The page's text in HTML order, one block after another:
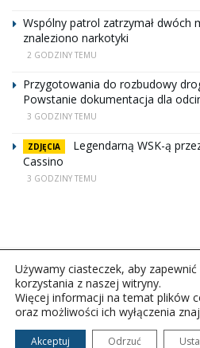
Wspólny patrol zatrzymał dwóch
znaleziono narkotyki
2 GODZINY TEMU
Przygotowania do rozbudowy
Powstanie dokumentacja dla
3 GODZINY TEMU
ZDJĘCIA
Legendarną WSK-ą
Cassino
3 GODZINY TEMU
Copyright © 2026Polskie Radio
Wszelkie prawa zastrzeżone.
Używamy ciasteczek, aby
korzystania z naszej witryny.
Więcej informacji na temat plików
oraz możliwości ich wyłączenia
Akceptuj Odrzuć